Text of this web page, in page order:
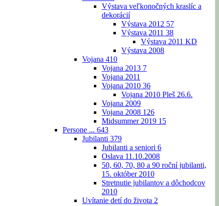
Výstava veľkonočných kraslíc a
dekorácií
Výstava 2012 57
Výstava 2011 38
Výstava 2011 KD
Výstava 2008
Vojana 410
Vojana 2013 7
Vojana 2011
Vojana 2010 36
Vojana 2010 Pleš 26.6.
Vojana 2009
Vojana 2008 126
Midsummer 2019 15
Persone ... 643
Jubilanti 379
Jubilanti a seniori 6
Oslava 11.10.2008
50, 60, 70, 80 a 90 roční jubilanti,
15. október 2010
Stretnutie jubilantov a dôchodcov
2010
Uvítanie detí do života 2